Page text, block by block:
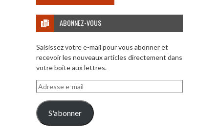
ABONNEZ-VOUS
Saisissez votre e-mail pour vous abonner et
recevoir les nouveaux articles directement dans
votre boite aux lettres.
Adresse
e-
mail
S'abonner